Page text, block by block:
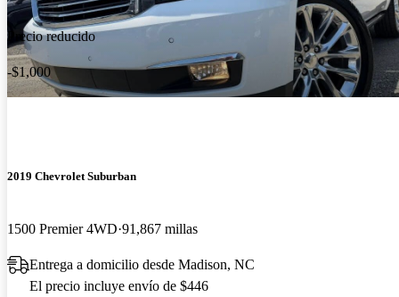
Precio reducido
-$1,000
2019 Chevrolet Suburban
1500 Premier 4WD 91,867 millas
Entrega a domicilio desde Madison, NC
El precio incluye envío de $446